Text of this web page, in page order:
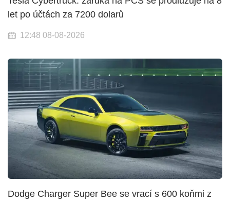
let po účtách za 7200 dolarů
12:48 08-08-2026
Dodge Charger Super Bee se vrací s 600 koňmi z